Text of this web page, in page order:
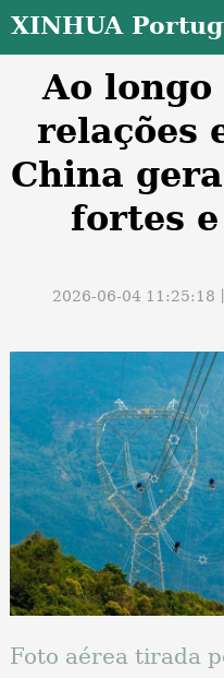
XINHUA
Ao longo
relações
China
fortes
2026-06-04 11:25:18
Foto aérea tirada